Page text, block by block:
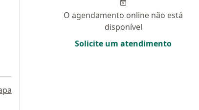
O agendamento online não está
disponível
Solicite um atendimento